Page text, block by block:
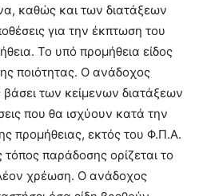
καθώς και των διατάξεων
για την έκπτωση του
Το υπό προμήθεια είδος
ποιότητας. Ο ανάδοχος
βάσει των κείμενων διατάξεων
που θα ισχύουν κατά την
προμήθειας, εκτός του Φ.Π.Α.
παράδοσης ορίζεται το
χρέωση. Ο ανάδοχος